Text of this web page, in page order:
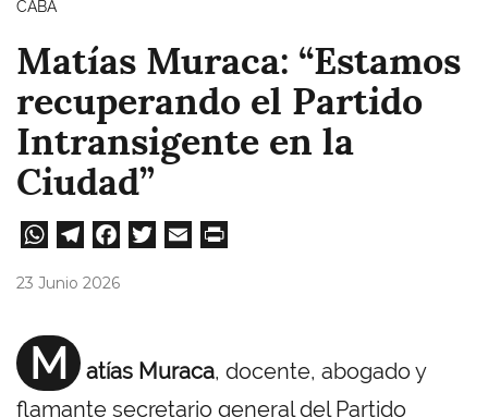
CABA
Matías Muraca: “Estamos
recuperando el Partido
Intransigente en la
Ciudad”
W
A
pp
Te
m
Fa
23 Junio 2026
M atías Muraca, docente, abogado y
flamante secretario general del Partido